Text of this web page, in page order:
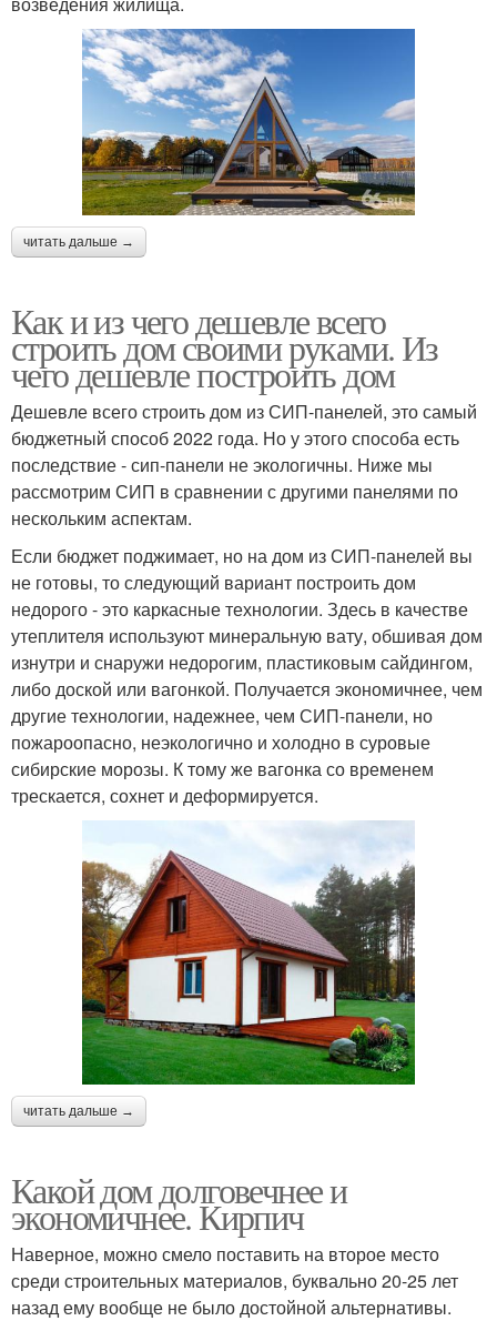
читать дальше →
Как и из чего дешевле всего
строить дом своими руками. Из
чего дешевле построить дом
Дешевле всего строить дом из СИП-панелей, это самый
бюджетный способ 2022 года. Но у этого способа есть
последствие - сип-панели не экологичны. Ниже мы
рассмотрим СИП в сравнении с другими панелями по
нескольким аспектам.
Если бюджет поджимает, но на дом из СИП-панелей вы
не готовы, то следующий вариант построить дом
недорого - это каркасные технологии. Здесь в качестве
утеплителя используют минеральную вату, обшивая дом
изнутри и снаружи недорогим, пластиковым сайдингом,
либо доской или вагонкой. Получается экономичнее, чем
другие технологии, надежнее, чем СИП-панели, но
пожароопасно, неэкологично и холодно в суровые
сибирские морозы. К тому же вагонка со временем
трескается, сохнет и деформируется.
читать дальше →
Какой дом долговечнее и
экономичнее. Кирпич
Наверное, можно смело поставить на второе место
среди строительных материалов, буквально 20-25 лет
назад ему вообще не было достойной альтернативы.